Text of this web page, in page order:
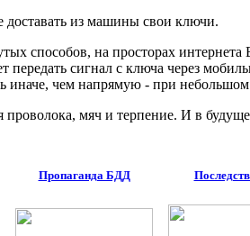
из машины свои ключи.
способов, на просторах
передать сигнал с ключа через
иначе, чем напрямую - при
проволока, мяч и терпение. И в
Пропаганда БДД